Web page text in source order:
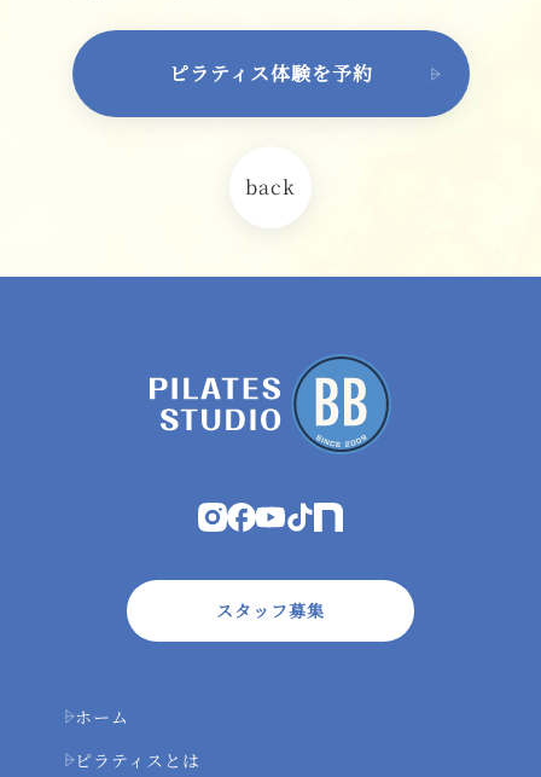
ピラティス体験を予約
back
スタッフ募集
ホーム
ピラティスとは